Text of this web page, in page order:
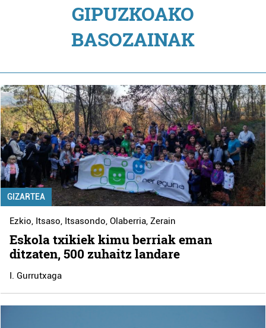
GIPUZKOAKO
BASOZAINAK
GIZARTEA
Ezkio, Itsaso, Itsasondo,Olaberria,Zerain
Eskola txikiek kimu berriak eman
ditzaten, 500 zuhaitz landare
I. Gurrutxaga